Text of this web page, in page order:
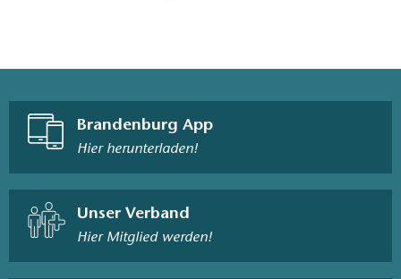
Brandenburg App
Hier herunterladen!
Unser Verband
Hier Mitglied werden!